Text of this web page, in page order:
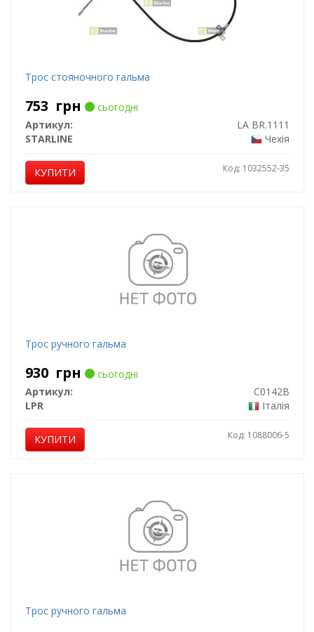
Трос стояночного гальма
753 грн
сьогодні
Артикул:
LA BR.1111
STARLINE
Чехія
КУПИТИ Код: 1032552-35
Трос ручного гальма
930 грн
сьогодні
Артикул:
C0142B
LPR
Італія
КУПИТИ Код: 1088006-5
Трос ручного гальма